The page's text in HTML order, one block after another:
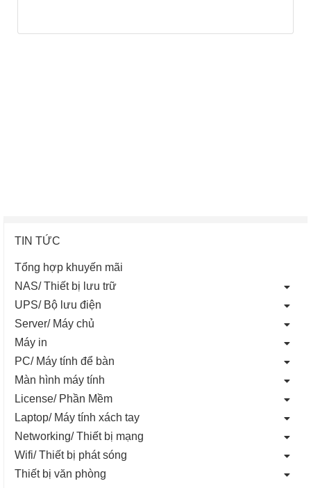
TIN TỨC
Tổng hợp khuyến mãi
NAS/ Thiết bị lưu trữ
UPS/ Bộ lưu điện
Server/ Máy chủ
Máy in
PC/ Máy tính để bàn
Màn hình máy tính
License/ Phần Mềm
Laptop/ Máy tính xách tay
Networking/ Thiết bị mạng
Wifi/ Thiết bị phát sóng
Thiết bị văn phòng